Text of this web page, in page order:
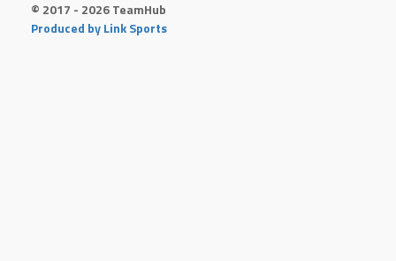
© 2017 - 2026 TeamHub
Produced by Link Sports